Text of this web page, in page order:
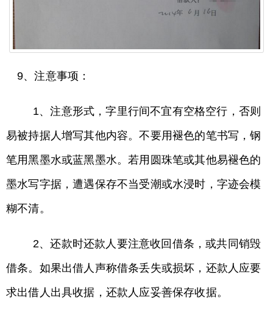
9、注意事项：
1、注意形式，字里行间不宜有空格空行，否则
易被持据人增写其他内容。不要用褪色的笔书写，钢
笔用黑墨水或蓝黑墨水。若用圆珠笔或其他易褪色的
墨水写字据，遭遇保存不当受潮或水浸时，字迹会模
糊不清。
2、还款时还款人要注意收回借条，或共同销毁
借条。如果出借人声称借条丢失或损坏，还款人应要
求出借人出具收据，还款人应妥善保存收据。